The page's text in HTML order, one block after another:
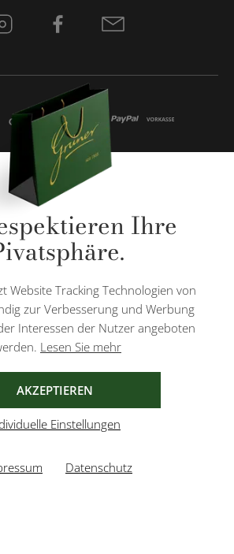
Mehrwertsteuer zzgl.
wenn nicht anders angegeben.
reCAPTCHA geschützt und es gelten die
Ihre
Website Tracking Technologien von
zur Verbesserung und Werbung
Interessen der Nutzer angeboten
Lesen Sie mehr
AKZEPTIEREN
Einstellungen
Datenschutz